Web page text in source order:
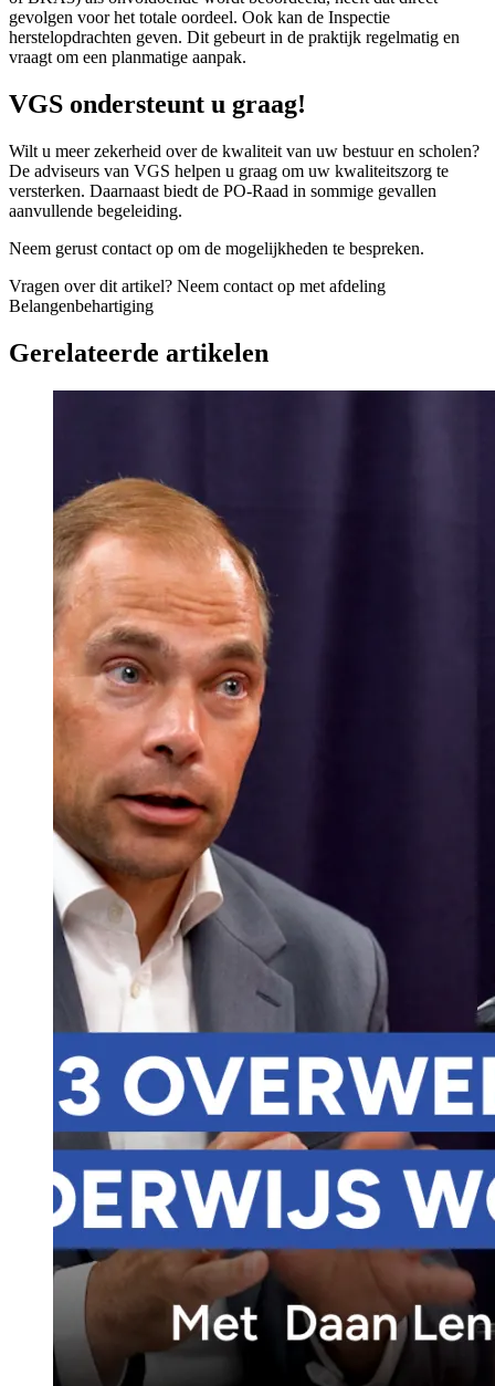
gevolgen voor het totale oordeel. Ook kan de Inspectie
herstelopdrachten geven. Dit gebeurt in de praktijk regelmatig en
vraagt om een planmatige aanpak.
VGS ondersteunt u graag!
Wilt u meer zekerheid over de kwaliteit van uw bestuur en scholen?
De adviseurs van VGS helpen u graag om uw kwaliteitszorg te
versterken. Daarnaast biedt de PO-Raad in sommige gevallen
aanvullende begeleiding.
Neem gerust contact op om de mogelijkheden te bespreken.
Vragen over dit artikel? Neem contact op met afdeling
Belangenbehartiging
Gerelateerde artikelen